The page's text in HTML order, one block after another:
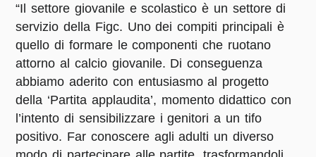
“Il settore giovanile e scolastico è un settore di
servizio della Figc. Uno dei compiti principali è
quello di formare le componenti che ruotano
attorno al calcio giovanile. Di conseguenza
abbiamo aderito con entusiasmo al progetto
della ‘Partita applaudita’, momento didattico con
l’intento di sensibilizzare i genitori a un tifo
positivo. Far conoscere agli adulti un diverso